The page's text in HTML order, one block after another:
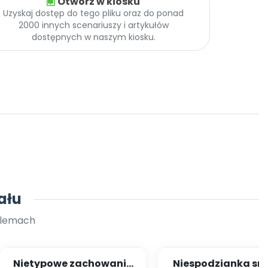
Uzyskaj dostęp do tego pliku oraz do ponad
2000 innych scenariuszy i artykułów
dostępnych w naszym kiosku.
Nietypowe zachowania
Niespodzianka